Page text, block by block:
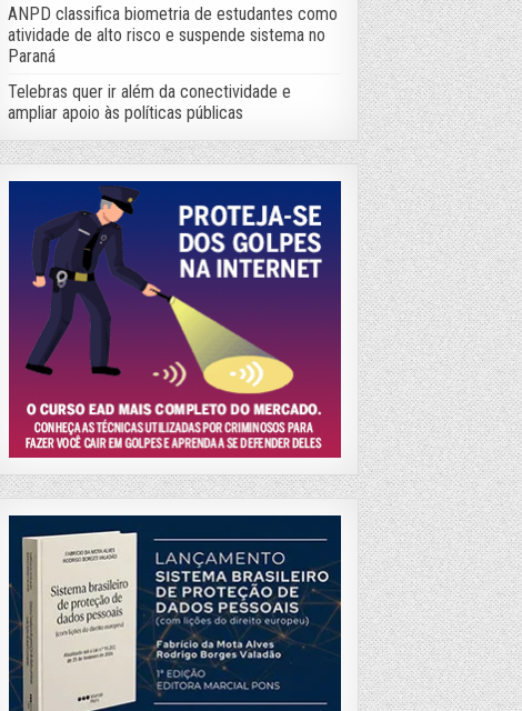
ANPD classifica biometria de estudantes como
atividade de alto risco e suspende sistema no
Paraná
Telebras quer ir além da conectividade e
ampliar apoio às políticas públicas